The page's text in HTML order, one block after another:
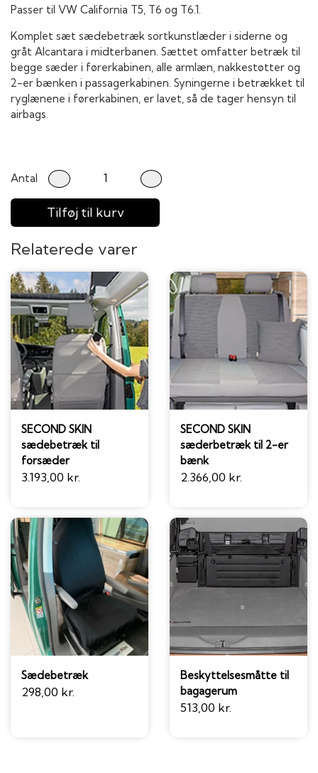
Passer til VW California T5, T6 og T6.1.
Komplet sæt sædebetræk sortkunstlæder i siderne og
gråt Alcantara i midterbanen. Sættet omfatter betræk til
begge sæder i førerkabinen, alle armlæn, nakkestøtter og
2-er bænken i passagerkabinen. Syningerne i betrækket til
ryglænene i førerkabinen, er lavet, så de tager hensyn til
airbags.
Antal
Tilføj til kurv
Relaterede varer
SECOND SKIN
sædebetræk til
forsæder
3.193,00 kr.
SECOND SKIN
sæderbetræk til 2-er
bænk
2.366,00 kr.
Sædebetræk
298,00 kr.
Beskyttelsesmåtte til
bagagerum
513,00 kr.